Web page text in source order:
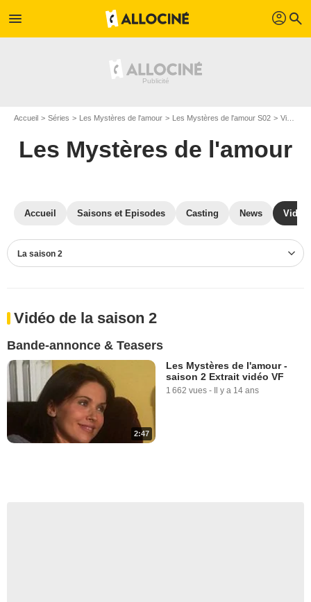
menu profil search
Accueil Séries Les Mystères de l'amour Les Mystères de l'amour S02 Vidéos Les Mystères de l'amour
Les Mystères de l'amour
Accueil Saisons et Episodes Casting News
La saison 2
Vidéo de la saison 2
Bande-annonce & Teasers
2:47
Les Mystères de l'amour -
saison 2 Extrait vidéo VF
1 662 vues - Il y a 14 ans